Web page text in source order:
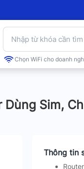
Chọn WiFi cho doanh
Dùng Sim,
Thông tin